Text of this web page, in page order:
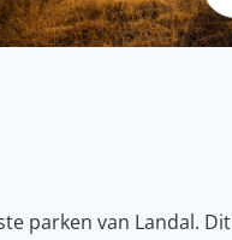
parken van Landal.